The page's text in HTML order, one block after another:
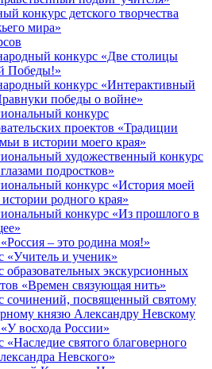
конкурс детского творчества
мира»
конкурс «Две столицы
Победы!»
конкурс «Интерактивный
победы о войне»
конкурс
проектов «Традиции
в истории моего края»
художественный конкурс
подростков»
конкурс «История моей
родного края»
конкурс «Из прошлого в
– это родина моя!»
«Учитель и ученик»
образовательных экскурсионных
«Времен связующая нить»
сочинений, посвященный святому
князю Александру Невскому
восхода России»
«Наследие святого благоверного
Невского»